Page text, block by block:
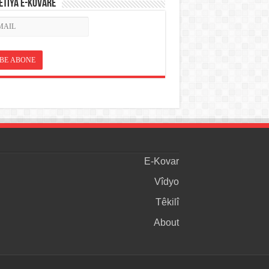
E-KOVARÊ
E-Kovar
Vîdyo
Têkilî
About